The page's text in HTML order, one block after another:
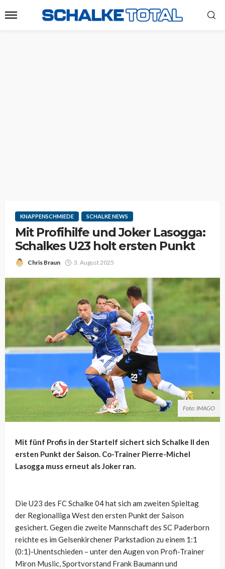
KNAPPENSCHMIEDE SCHALKE NEWS
Mit Profihilfe und Joker Lasogga:
Schalkes U23 holt ersten Punkt
Chris Braun 3. August 2025
Foto: IMAGO
Mit fünf Profis in der Startelf sichert sich Schalke II den
ersten Punkt der Saison. Co-Trainer Pierre-Michel
Lasogga muss erneut als Joker ran.
Die U23 des FC Schalke 04 hat sich am zweiten Spieltag
der Regionalliga West den ersten Punkt der Saison
gesichert. Gegen die zweite Mannschaft des SC Paderborn
reichte es im Gelsenkirchener Parkstadion zu einem 1:1
(0:1)-Unentschieden – unter den Augen von Profi-Trainer
Miron Muslic, Sportvorstand Frank Baumann und